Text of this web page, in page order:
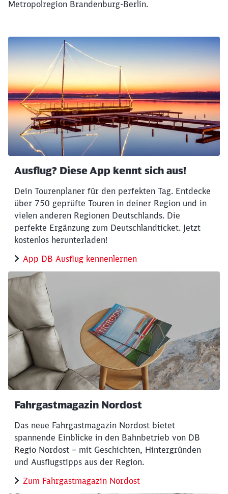
Metropolregion Brandenburg-Berlin.
Ausflug? Diese App kennt sich aus!
Dein Tourenplaner für den perfekten Tag. Entdecke
über 750 geprüfte Touren in deiner Region und in
vielen anderen Regionen Deutschlands. Die
perfekte Ergänzung zum Deutschlandticket. Jetzt
kostenlos herunterladen!
App DB Ausflug kennenlernen
Fahrgastmagazin Nordost
Das neue Fahrgastmagazin Nordost bietet
spannende Einblicke in den Bahnbetrieb von DB
Regio Nordost – mit Geschichten, Hintergründen
und Ausflugstipps aus der Region.
Zum Fahrgastmagazin Nordost